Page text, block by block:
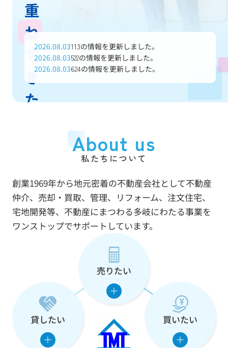
重
ね
て
き
た
実
績
で
た
の
2026.08.03113の情報を更新しました。
2026.08.03522の情報を更新しました。
2026.08.03624の情報を更新しました。
About us
私たちについて
創業1969年から地元密着の不動産会社として不動産
仲介、売却・買取、管理、リフォーム、注文住宅、
宅地開発等、不動産にまつわる多岐にわたる事業を
ワンストップでサポートしています。
売りたい
買いたい
貸したい